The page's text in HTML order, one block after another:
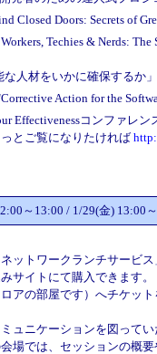
Closed Doors: Secrets of
Techies & Nerds: The
な人材をいかに確保するか
Action for the
Effectivenessコンファレ
とご覧になりたければ
～13:00 / 1/29(金)
ットワークランチサービス
サイトにて購入できます
アの部屋です）へチケッ
ュニケーションを図って
場では、セッションの概